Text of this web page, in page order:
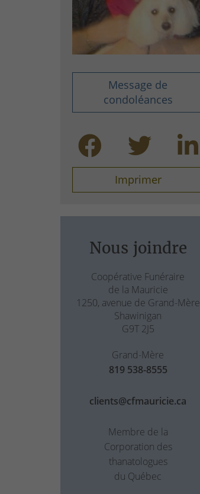
Message de
condoléances
Imprimer
Nous joindre
Coopérative Funéraire
de la Mauricie
1250, avenue de Grand-Mère
Shawinigan
G9T 2J5
Grand-Mère
819 538-8555
clients@cfmauricie.ca
Membre de la
Corporation des
thanatologues
du Québec